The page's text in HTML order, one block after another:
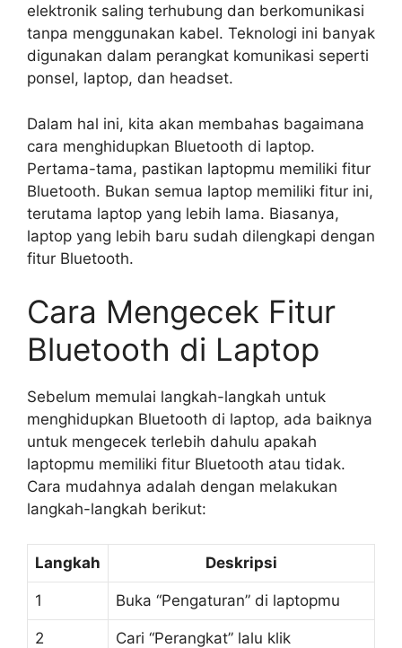
elektronik saling terhubung dan berkomunikasi
tanpa menggunakan kabel. Teknologi ini banyak
digunakan dalam perangkat komunikasi seperti
ponsel, laptop, dan headset.
Dalam hal ini, kita akan membahas bagaimana
cara menghidupkan Bluetooth di laptop.
Pertama-tama, pastikan laptopmu memiliki fitur
Bluetooth. Bukan semua laptop memiliki fitur ini,
terutama laptop yang lebih lama. Biasanya,
laptop yang lebih baru sudah dilengkapi dengan
fitur Bluetooth.
Cara Mengecek Fitur
Bluetooth di Laptop
Sebelum memulai langkah-langkah untuk
menghidupkan Bluetooth di laptop, ada baiknya
untuk mengecek terlebih dahulu apakah
laptopmu memiliki fitur Bluetooth atau tidak.
Cara mudahnya adalah dengan melakukan
langkah-langkah berikut:
Langkah Deskripsi
1 Buka “Pengaturan” di laptopmu
2 Cari “Perangkat” lalu klik